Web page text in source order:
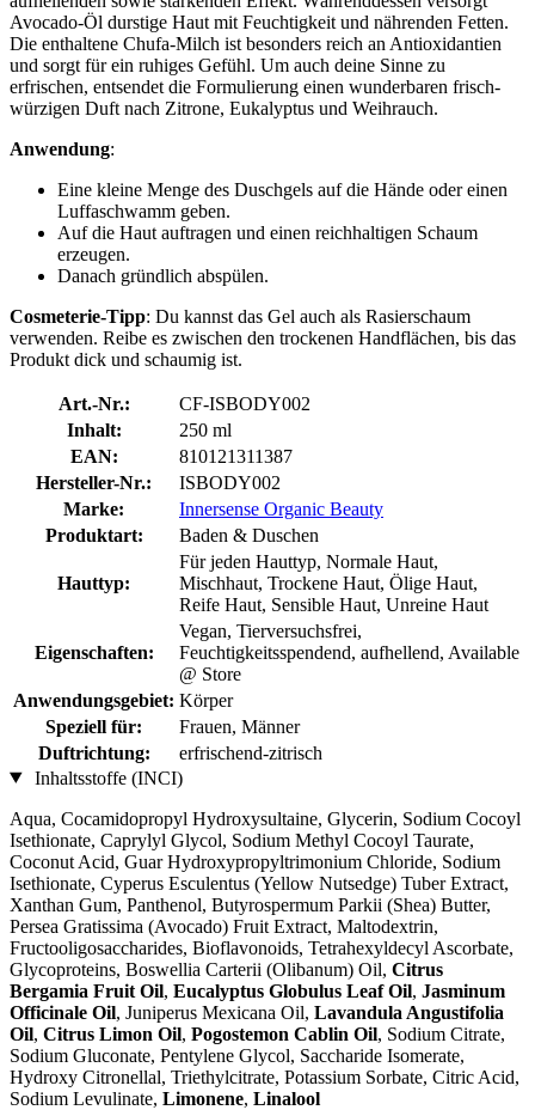
Avocado-Öl durstige Haut mit Feuchtigkeit und nährenden Fetten.
Die enthaltene Chufa-Milch ist besonders reich an Antioxidantien
und sorgt für ein ruhiges Gefühl. Um auch deine Sinne zu
erfrischen, entsendet die Formulierung einen wunderbaren frisch-
würzigen Duft nach Zitrone, Eukalyptus und Weihrauch.
Anwendung:
Eine kleine Menge des Duschgels auf die Hände oder einen
Luffaschwamm geben.
Auf die Haut auftragen und einen reichhaltigen Schaum
erzeugen.
Danach gründlich abspülen.
Cosmeterie-Tipp: Du kannst das Gel auch als Rasierschaum
verwenden. Reibe es zwischen den trockenen Handflächen, bis das
Produkt dick und schaumig ist.
Art.-Nr.:
CF-ISBODY002
Inhalt:
250 ml
EAN:
810121311387
Hersteller-Nr.:
ISBODY002
Marke:
Innersense Organic Beauty
Produktart:
Baden & Duschen
Hauttyp:
Für jeden Hauttyp, Normale Haut,
Mischhaut, Trockene Haut, Ölige Haut,
Reife Haut, Sensible Haut, Unreine Haut
Eigenschaften:
Vegan, Tierversuchsfrei,
Feuchtigkeitsspendend, aufhellend, Available
@ Store
Anwendungsgebiet: Körper
Speziell für:
Frauen, Männer
Duftrichtung:
erfrischend-zitrisch
Inhaltsstoffe (INCI)
Aqua, Cocamidopropyl Hydroxysultaine, Glycerin, Sodium Cocoyl
Isethionate, Caprylyl Glycol, Sodium Methyl Cocoyl Taurate,
Coconut Acid, Guar Hydroxypropyltrimonium Chloride, Sodium
Isethionate, Cyperus Esculentus (Yellow Nutsedge) Tuber Extract,
Xanthan Gum, Panthenol, Butyrospermum Parkii (Shea) Butter,
Persea Gratissima (Avocado) Fruit Extract, Maltodextrin,
Fructooligosaccharides, Bioflavonoids, Tetrahexyldecyl Ascorbate,
Glycoproteins, Boswellia Carterii (Olibanum) Oil, Citrus
Bergamia Fruit Oil, Eucalyptus Globulus Leaf Oil, Jasminum
Officinale Oil, Juniperus Mexicana Oil, Lavandula Angustifolia
Oil, Citrus Limon Oil, Pogostemon Cablin Oil, Sodium Citrate,
Sodium Gluconate, Pentylene Glycol, Saccharide Isomerate,
Hydroxy Citronellal, Triethylcitrate, Potassium Sorbate, Citric Acid,
Sodium Levulinate, Limonene, Linalool